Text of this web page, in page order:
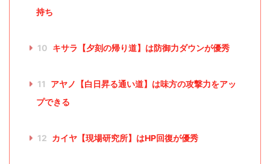
持ち
10 キサラ【夕刻の帰り道】は防御力ダウンが優秀
11
アヤノ【白日昇る通い道】は味方の攻撃力をアッ
プできる
12 カイヤ【現場研究所】はHP回復が優秀